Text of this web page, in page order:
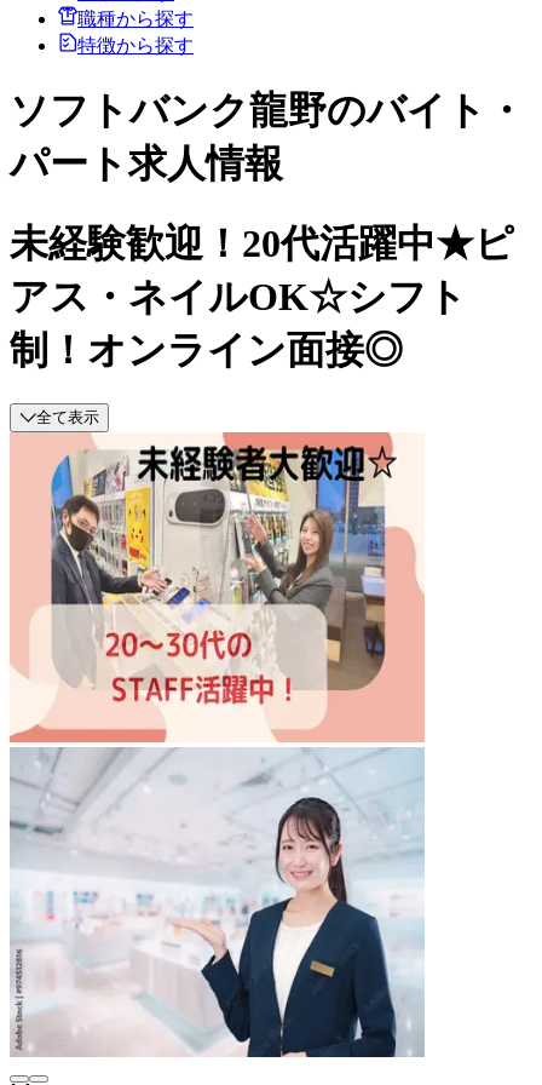
職種から探す
特徴から探す
ソフトバンク龍野のバイト・
パート求人情報
未経験歓迎！20代活躍中★ピ
アス・ネイルOK☆シフト
制！オンライン面接◎
全て表示